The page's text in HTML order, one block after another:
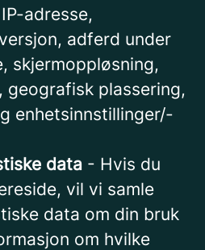
adresse,
adferd under
skjermoppløsning,
plassering,
enhetsinnstillinger/-
data - Hvis du
vil vi samle
data om din bruk
om hvilke